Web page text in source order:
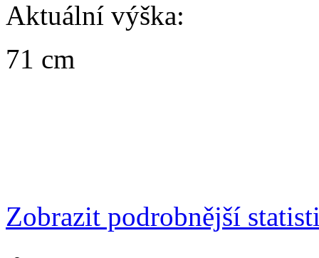
Aktuální výška:
71 cm
Zobrazit podrobnější